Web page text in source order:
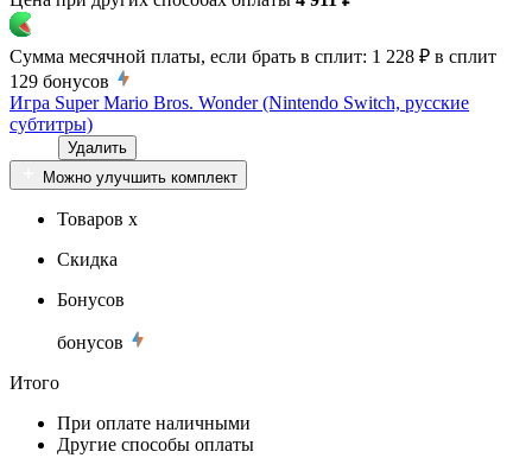
Сумма месячной платы, если брать в сплит: 1 228 ₽ в сплит
129 бонусов
Игра Super Mario Bros. Wonder (Nintendo Switch, русские
субтитры)
Удалить
Можно улучшить комплект
Товаров x
Скидка
Бонусов
бонусов
Итого
При оплате наличными
Другие способы оплаты